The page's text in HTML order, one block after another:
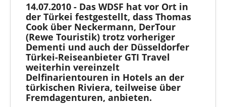
14.07.2010 - Das WDSF hat vor Ort in
der Türkei festgestellt, dass Thomas
Cook über Neckermann, DerTour
(Rewe Touristik) trotz vorheriger
Dementi und auch der Düsseldorfer
Türkei-Reiseanbieter GTI Travel
weiterhin vereinzelt
Delfinarientouren in Hotels an der
türkischen Riviera, teilweise über
Fremdagenturen, anbieten.